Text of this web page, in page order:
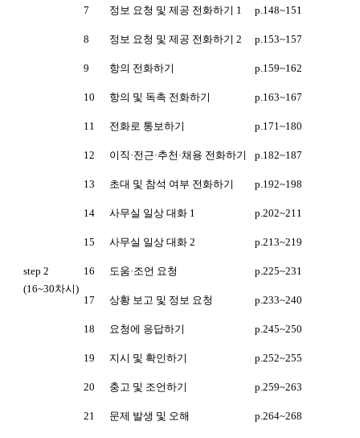
7 정보 요청 및 제공 전화하기 1 p.148~151
8 정보 요청 및 제공 전화하기 2 p.153~157
9 항의 전화하기 p.159~162
10 항의 및 독촉 전화하기 p.163~167
11 전화로 통보하기 p.171~180
12 이직·전근·추천·채용 전화하기 p.182~187
13 초대 및 참석 여부 전화하기 p.192~198
14 사무실 일상 대화 1 p.202~211
15 사무실 일상 대화 2 p.213~219
step 2
(16~30차시)
16 도움·조언 요청 p.225~231
17 상황 보고 및 정보 요청 p.233~240
18 요청에 응답하기 p.245~250
19 지시 및 확인하기 p.252~255
20 충고 및 조언하기 p.259~263
21 문제 발생 및 오해 p.264~268